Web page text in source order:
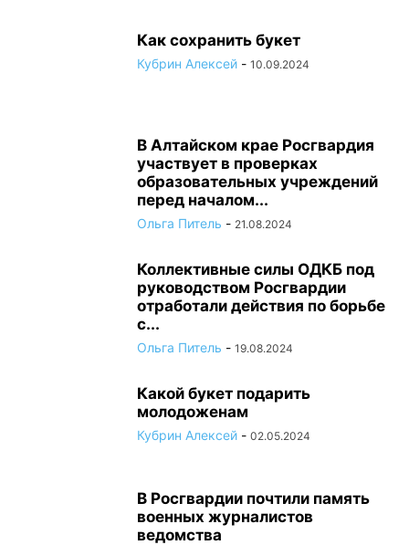
Как сохранить букет
Кубрин Алексей - 10.09.2024
В Алтайском крае Росгвардия
участвует в проверках
образовательных учреждений
перед началом...
Ольга Питель - 21.08.2024
Коллективные силы ОДКБ под
руководством Росгвардии
отработали действия по борьбе
с...
Ольга Питель - 19.08.2024
Какой букет подарить
молодоженам
Кубрин Алексей - 02.05.2024
В Росгвардии почтили память
военных журналистов
ведомства